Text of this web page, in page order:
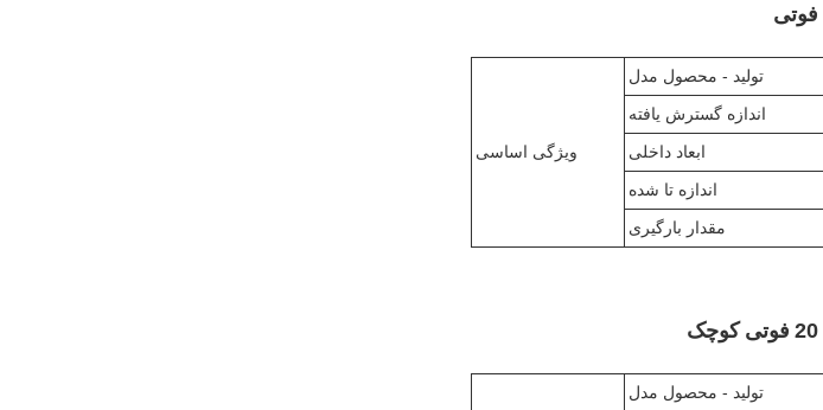
ویژگی اساسی
تولید - محصول مدل
اندازه گسترش یافته
ابعاد داخلی
اندازه تا شده
مقدار بارگیری
تولید - محصول مدل